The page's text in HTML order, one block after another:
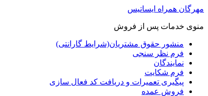
پرش
محتوا
مهرگان همراه ایساتیس
منوی خدمات پس از فروش
منشور حقوق مشتریان(شرایط گارانتی)
فرم نظر سنجی
نمایندگان
فرم شکایت
پیگیری تعمیرات و دریافت کد فعال سازی
فروش عمده